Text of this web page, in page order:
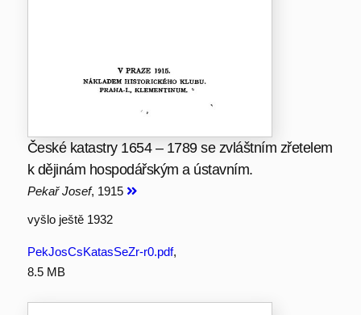
České katastry 1654 – 1789 se zvláštním zřetelem
k dějinám hospodářským a ústavním.
Pekař Josef, 1915
vyšlo ještě 1932
PekJosCsKatasSeZr-r0.pdf,
8.5 MB